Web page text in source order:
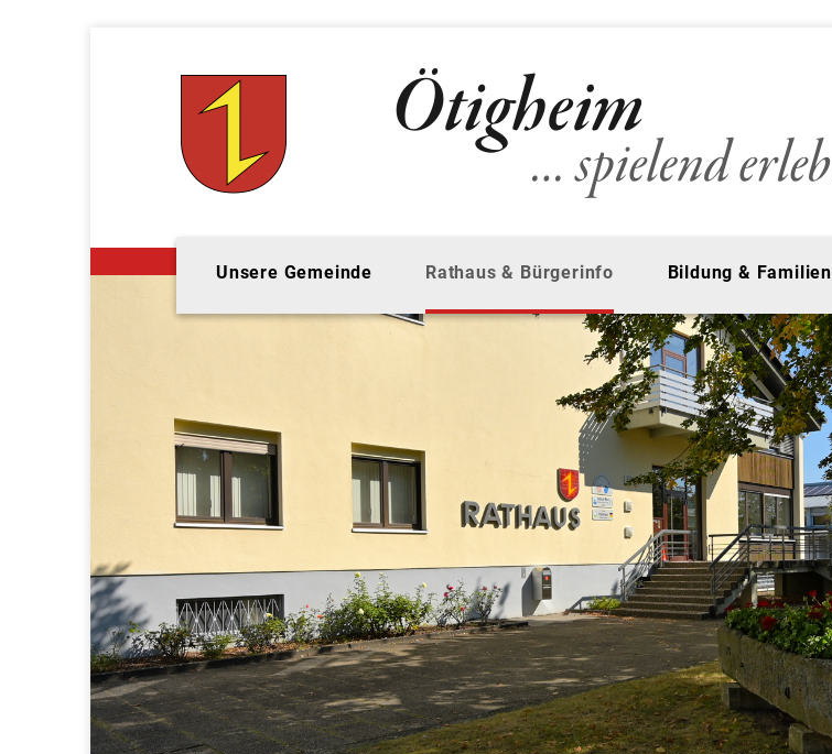
Unsere Gemeinde Rathaus & Bürgerinfo Bildung & Familien